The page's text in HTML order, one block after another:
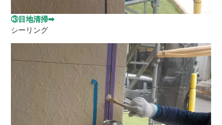
③目地清掃➡
シーリング